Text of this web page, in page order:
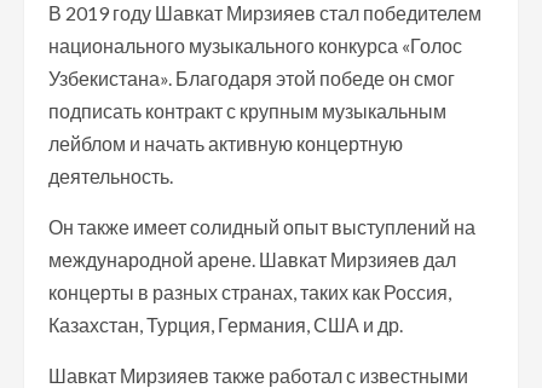
В 2019 году Шавкат Мирзияев стал победителем
национального музыкального конкурса «Голос
Узбекистана». Благодаря этой победе он смог
подписать контракт с крупным музыкальным
лейблом и начать активную концертную
деятельность.
Он также имеет солидный опыт выступлений на
международной арене. Шавкат Мирзияев дал
концерты в разных странах, таких как Россия,
Казахстан, Турция, Германия, США и др.
Шавкат Мирзияев также работал с известными